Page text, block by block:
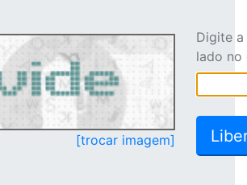
[trocar imagem]
Digite
lado no